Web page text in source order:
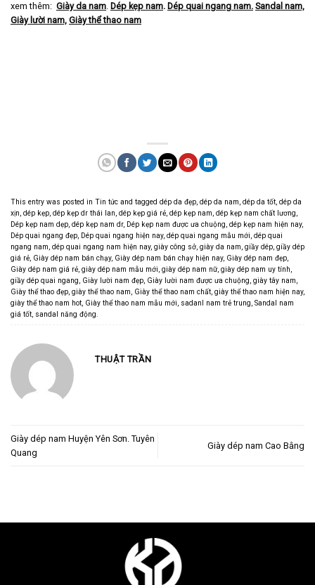
xem thêm: Giày da nam. Dép kẹp nam. Dép quai ngang nam. Sandal nam,
Giày lười nam, Giày thể thao nam
This entry was posted in Tin tức and tagged dép da đẹp, dép da nam, dép da tốt, dép da
xịn, dép kẹp, dép kẹp dr thái lan, dép kẹp giá rẻ, dép kẹp nam, dép kẹp nam chất lương,
Dép kẹp nam dẹp, dép kẹp nam dr, Dép kẹp nam được ưa chuộng, dép kẹp nam hiện nay,
Dép quai ngang đẹp, Dép quai ngang hiện nay, dép quai ngang mẫu mới, dép quai
ngang nam, dép quai ngang nam hiện nay, giày công sở, giày da nam, giầy dép, giầy dép
giá rẻ, Giày dép nam bán chạy, Giày dép nam bán chạy hiện nay, Giày dép nam đẹp,
Giày dép nam giá rẻ, giày dép nam mẫu mới, giày dép nam nữ, giày dép nam uy tính,
giầy dép quai ngang, Giày lười nam đẹp, Giày lười nam được ưa chuộng, giày tây nam,
Giày thể thao đẹp, giày thể thao nam, Giày thể thao nam chất, giày thể thao nam hiện nay,
giày thể thao nam hot, Giày thể thao nam mẫu mới, sadanl nam trẻ trung, Sandal nam
giá tốt, sandal năng động.
THUẬT TRẦN
Giày dép nam Huyện Yên Sơn. Tuyên
Quang
Giày dép nam Cao Bằng